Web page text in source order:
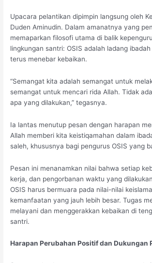
Upacara pelantikan dipimpin langsung oleh
Duden Aminudin. Dalam amanatnya yang
memaparkan filosofi utama di balik
lingkungan santri: OSIS adalah ladang
terus menebar kebaikan.
“Semangat kita adalah semangat untuk
semangat untuk mencari rida Allah. Tidak
apa yang dilakukan,” tegasnya.
Ia lantas menutup pesan dengan harapan
Allah memberi kita keistiqamahan dalam
saleh, khususnya bagi pengurus OSIS yang
Pesan ini menanamkan nilai bahwa setiap
kerja, dan pengorbanan waktu yang
OSIS harus bermuara pada nilai-nilai
kemanfaatan yang jauh lebih besar. Tugas
melayani dan menggerakkan kebaikan di
santri.
Harapan Perubahan Positif dan Dukungan